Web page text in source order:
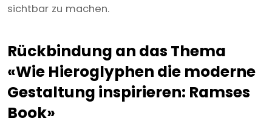
sichtbar zu machen.
Rückbindung an das Thema
«Wie Hieroglyphen die moderne
Gestaltung inspirieren: Ramses
Book»